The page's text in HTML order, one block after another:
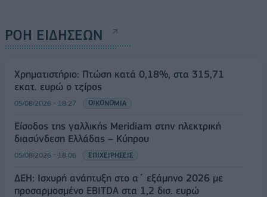
ΡΟΗ ΕΙΔΗΣΕΩΝ
Χρηματιστήριο: Πτώση κατά 0,18%, στα 315,71
εκατ. ευρώ ο τζίρος
05/08/2026 - 18:27 ΟΙΚΟΝΟΜΙΑ
Είσοδος της γαλλικής Meridiam στην ηλεκτρική
διασύνδεση Ελλάδας – Κύπρου
05/08/2026 - 18:06 ΕΠΙΧΕΙΡΗΣΕΙΣ
ΔΕΗ: Ισχυρή ανάπτυξη στο α΄ εξάμηνο 2026 με
προσαρμοσμένο EBITDA στα 1,2 δισ. ευρώ